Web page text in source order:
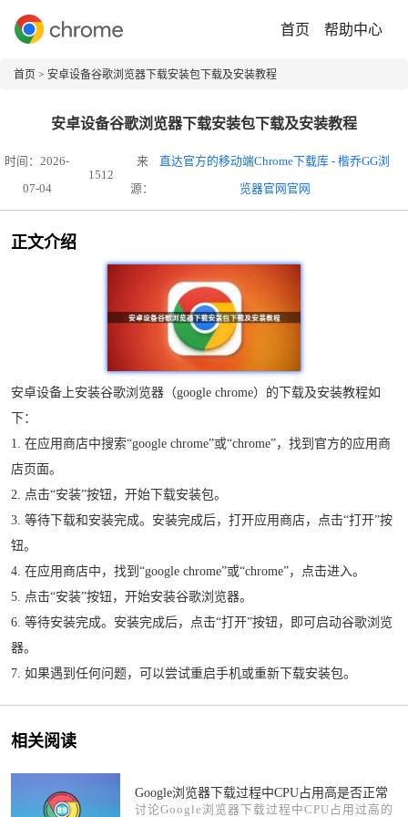
首页 帮助中心
首页 > 安卓设备谷歌浏览器下载安装包下载及安装教程
安卓设备谷歌浏览器下载安装包下载及安装教程
时间：2026-
07-04
1512
来
源：
直达官方的移动端Chrome下载库 - 楷乔GG浏
览器官网官网
正文介绍
安卓设备上安装谷歌浏览器（google chrome）的下载及安装教程如
下：
1. 在应用商店中搜索“google chrome”或“chrome”，找到官方的应用商
店页面。
2. 点击“安装”按钮，开始下载安装包。
3. 等待下载和安装完成。安装完成后，打开应用商店，点击“打开”按
钮。
4. 在应用商店中，找到“google chrome”或“chrome”，点击进入。
5. 点击“安装”按钮，开始安装谷歌浏览器。
6. 等待安装完成。安装完成后，点击“打开”按钮，即可启动谷歌浏览
器。
7. 如果遇到任何问题，可以尝试重启手机或重新下载安装包。
相关阅读
Google浏览器下载过程中CPU占用高是否正常
讨论Google浏览器下载过程中CPU占用过高的